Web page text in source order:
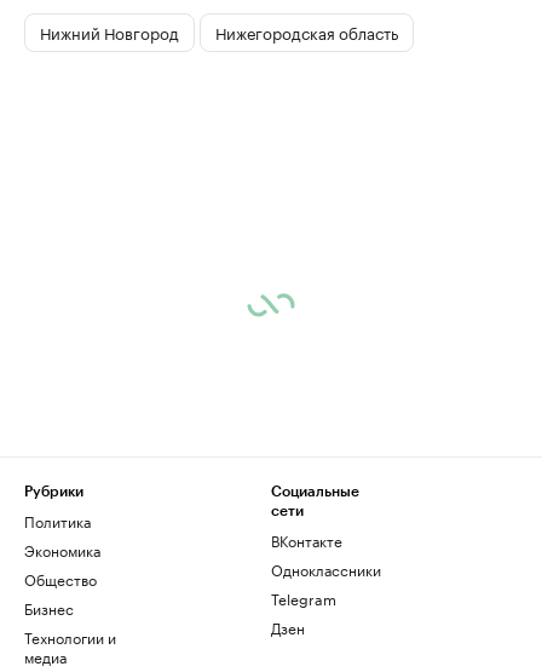
Нижний Новгород Нижегородская область
Рубрики
Политика
Экономика
Общество
Бизнес
Технологии и
медиа
Социальные
сети
ВКонтакте
Одноклассники
Telegram
Дзен